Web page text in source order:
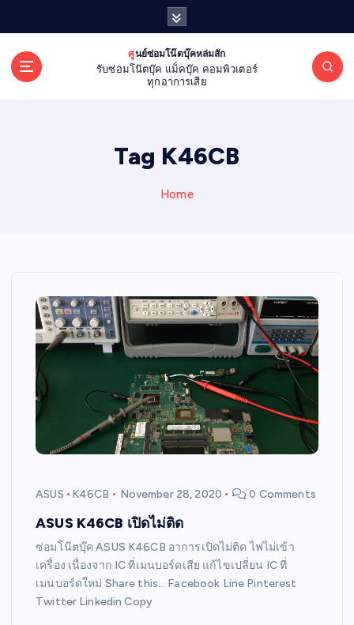
ศูนย์ซ่อมโน๊ตบุ๊คหล่มสัก
รับซ่อมโน๊ตบุ๊ค แม็คบุ๊ค คอมพิวเตอร์
ทุกอาการเสีย
Tag K46CB
Home
ASUS K46CB November 28, 2020 0 Comments
ASUS K46CB เปิดไม่ติด
ซ่อมโน๊ตบุ๊ค ASUS K46CB อาการเปิดไม่ติด ไฟไม่เข้า
เครื่อง เนื่องจาก IC ที่เมนบอร์ดเสีย แก้ไขเปลี่ยน IC ที่
เมนบอร์ดใหม่ Share this… Facebook Line Pinterest
Twitter Linkedin Copy